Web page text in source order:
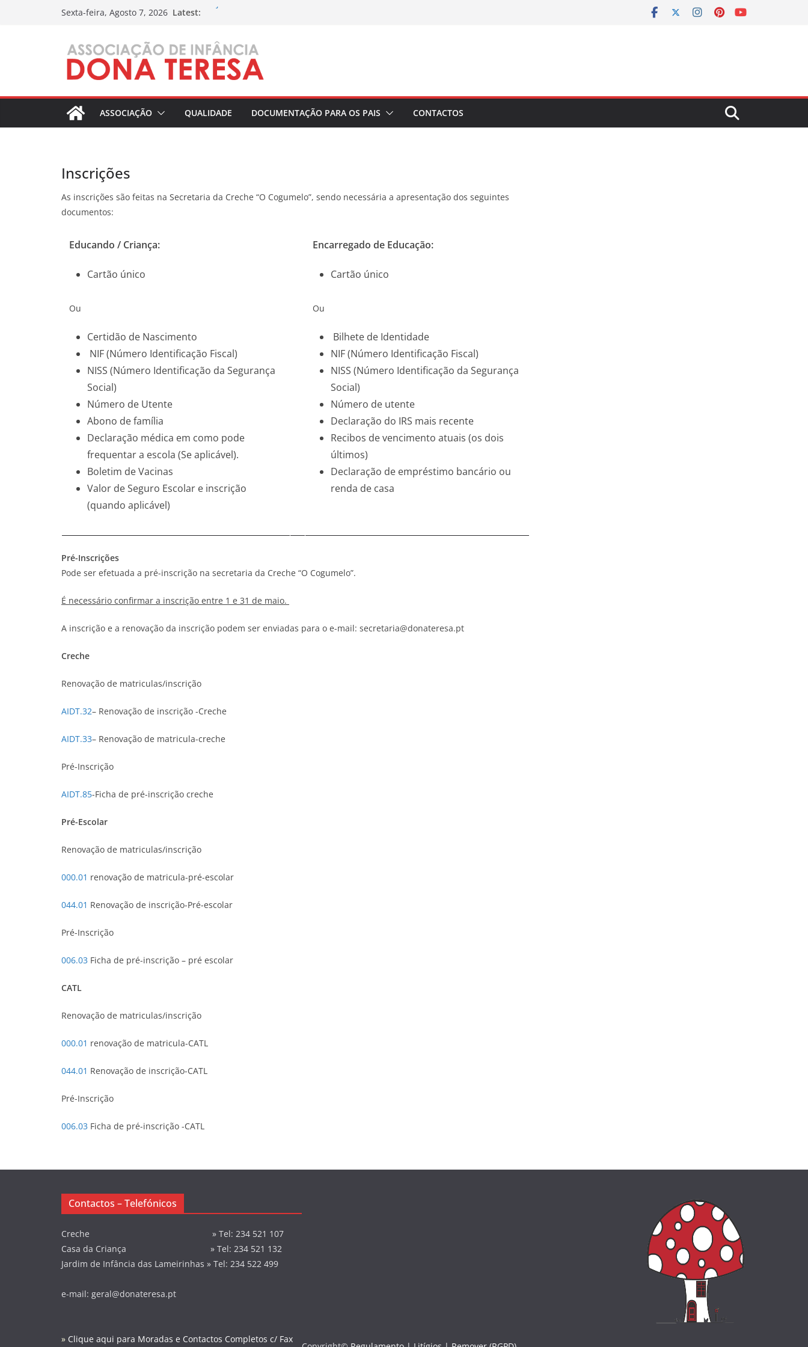
Sexta-feira, Agosto 7, 2026 Latest: Projecto Educativo
Inscrições
Ementas Semanais
ASSOCIAÇÃO QUALIDADE DOCUMENTAÇÃO PARA OS PAIS CONTACTOS
Inscrições
As inscrições são feitas na Secretaria da Creche “O Cogumelo”, sendo necessária a apresentação dos seguintes
documentos:
Educando / Criança:
Cartão único
Ou
Certidão de Nascimento
NIF (Número Identificação Fiscal)
NISS (Número Identificação da Segurança
Social)
Número de Utente
Abono de família
Declaração médica em como pode
frequentar a escola (Se aplicável).
Boletim de Vacinas
Valor de Seguro Escolar e inscrição
(quando aplicável)
Encarregado de Educação:
Cartão único
Ou
Bilhete de Identidade
NIF (Número Identificação Fiscal)
NISS (Número Identificação da Segurança
Social)
Número de utente
Declaração do IRS mais recente
Recibos de vencimento atuais (os dois
últimos)
Declaração de empréstimo bancário ou
renda de casa
Pré-Inscrições
Pode ser efetuada a pré-inscrição na secretaria da Creche “O Cogumelo”.
É necessário confirmar a inscrição entre 1 e 31 de maio.
A inscrição e a renovação da inscrição podem ser enviadas para o e-mail: secretaria@donateresa.pt
Creche
Renovação de matriculas/inscrição
AIDT.32– Renovação de inscrição -Creche
AIDT.33– Renovação de matricula-creche
Pré-Inscrição
AIDT.85-Ficha de pré-inscrição creche
Pré-Escolar
Renovação de matriculas/inscrição
000.01 renovação de matricula-pré-escolar
044.01 Renovação de inscrição-Pré-escolar
Pré-Inscrição
006.03 Ficha de pré-inscrição – pré escolar
CATL
Renovação de matriculas/inscrição
000.01 renovação de matricula-CATL
044.01 Renovação de inscrição-CATL
Pré-Inscrição
006.03 Ficha de pré-inscrição -CATL
Contactos – Telefónicos
Creche » Tel: 234 521 107
Casa da Criança » Tel: 234 521 132
Jardim de Infância das Lameirinhas » Tel: 234 522 499
e-mail: geral@donateresa.pt
» Clique aqui para Moradas e Contactos Completos c/ Fax